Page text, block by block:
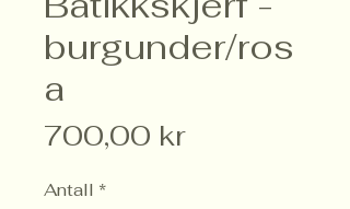
burgunder/ros
a
700,00 krPris
Antall *